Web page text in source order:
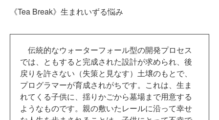
《Tea Break》生まれいずる悩み
伝統的なウォーターフォール型の開発プロセス
では、ともすると完成された設計が求められ、後
戻りを許さない（失策と見なす）土壌のもとで、
プログラマーが育成されがちです。これは、生ま
れてくる子供に、揺りかごから墓場まで用意する
ようなものです。親の敷いたレールに沿って幸せ